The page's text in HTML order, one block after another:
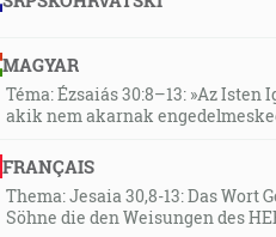
MAGYAR
Téma: Ézsaiás 30:8–13: »Az
akik nem akarnak
FRANÇAIS
Thema: Jesaia 30,8-13: Das
Söhne die den Weisungen des